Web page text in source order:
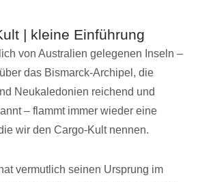
| kleine Einführung
von Australien gelegenen Inseln –
das Bismarck-Archipel, die
Neukaledonien reichend und
– flammt immer wieder eine
wir den Cargo-Kult nennen.
vermutlich seinen Ursprung im